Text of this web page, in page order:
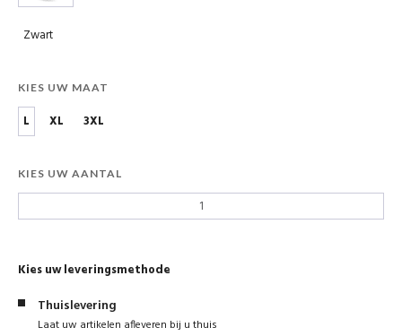
Zwart
KIES UW MAAT
L XL 3XL
KIES UW AANTAL
Kies uw leveringsmethode
Thuislevering
Laat uw artikelen afleveren bij u thuis